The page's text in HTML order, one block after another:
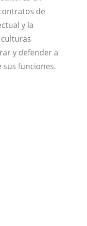
de
y la
y defender a
sus funciones.